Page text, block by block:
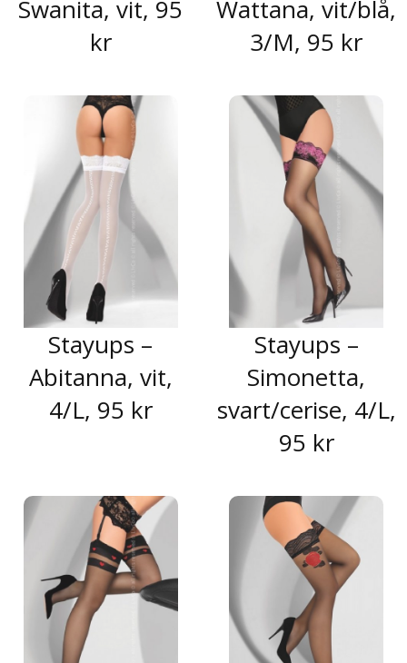
Swanita, vit, 95
kr
Wattana, vit/blå,
3/M, 95 kr
Stayups –
Abitanna, vit,
4/L, 95 kr
Stayups –
Simonetta,
svart/cerise, 4/L,
95 kr